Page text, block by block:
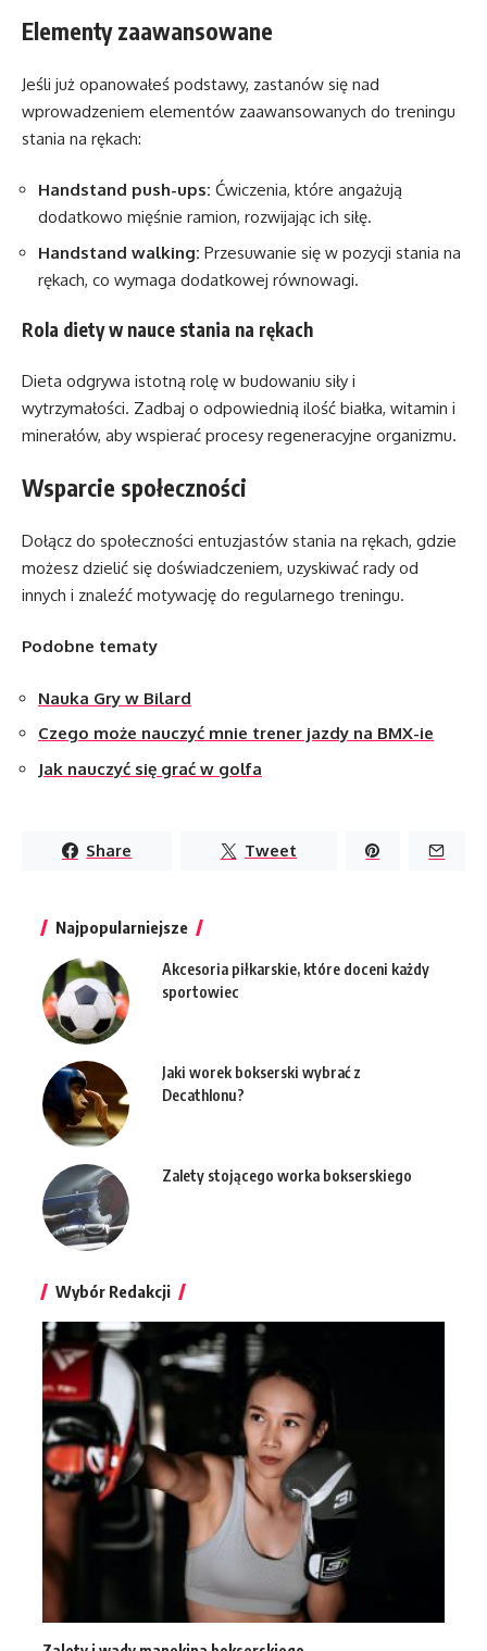
Elementy zaawansowane
Jeśli już opanowałeś podstawy, zastanów się nad
wprowadzeniem elementów zaawansowanych do treningu
stania na rękach:
Handstand push-ups: Ćwiczenia, które angażują
dodatkowo mięśnie ramion, rozwijając ich siłę.
Handstand walking: Przesuwanie się w pozycji stania na
rękach, co wymaga dodatkowej równowagi.
Rola diety w nauce stania na rękach
Dieta odgrywa istotną rolę w budowaniu siły i
wytrzymałości. Zadbaj o odpowiednią ilość białka, witamin i
minerałów, aby wspierać procesy regeneracyjne organizmu.
Wsparcie społeczności
Dołącz do społeczności entuzjastów stania na rękach, gdzie
możesz dzielić się doświadczeniem, uzyskiwać rady od
innych i znaleźć motywację do regularnego treningu.
Podobne tematy
Nauka Gry w Bilard
Czego może nauczyć mnie trener jazdy na BMX-ie
Jak nauczyć się grać w golfa
Share Tweet
Najpopularniejsze
Akcesoria piłkarskie, które doceni każdy
sportowiec
Jaki worek bokserski wybrać z
Decathlonu?
Zalety stojącego worka bokserskiego
Wybór Redakcji